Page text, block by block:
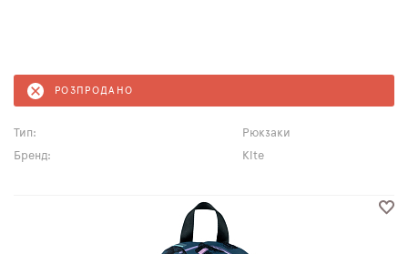
РОЗПРОДАНО
Тип:
Рюкзаки
Бренд:
Kite